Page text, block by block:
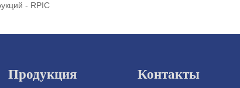
- RPIC
Продукция Контакты